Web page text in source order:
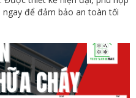
để đảm bảo an toàn tối